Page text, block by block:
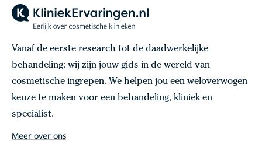
Vanaf de eerste research tot de daadwerkelijke
behandeling: wij zijn jouw gids in de wereld van
cosmetische ingrepen. We helpen jou een weloverwogen
keuze te maken voor een behandeling, kliniek en
specialist.
Meer over ons